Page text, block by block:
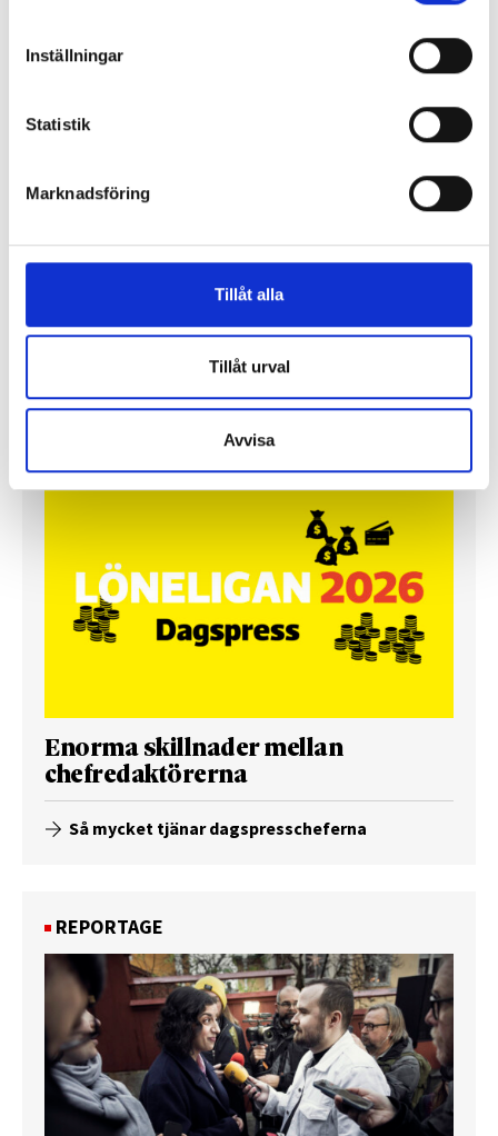
Inställningar
Statistik
Marknadsföring
Tillåt alla
Tillåt urval
Avvisa
Så mycket tjänar mediecheferna
Så mycket tjänar 260 mediechefer
Enorma skillnader mellan
chefredaktörerna
Så mycket tjänar dagspresscheferna
REPORTAGE